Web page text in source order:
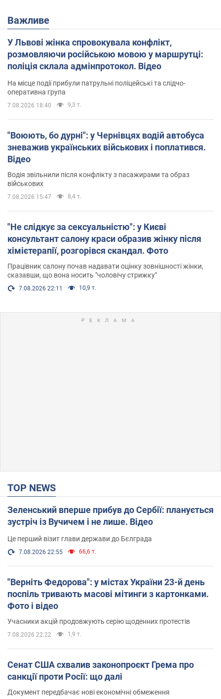
Важливе
У Львові жінка спровокувала конфлікт,
розмовляючи російською мовою у маршрутці:
поліція склала адмінпротокол. Відео
На місце події прибули патрульні поліцейські та слідчо-
оперативна група
7.08.2026 18:40 9,3 т.
"Воюють, бо дурні": у Чернівцях водій автобуса
зневажив українських військових і поплатився.
Відео
Водія звільнили після конфлікту з пасажирами та образ
військових
7.08.2026 15:47 8,4 т.
"Не слідкує за сексуальністю": у Києві
консультант салону краси образив жінку після
хімієтерапії, розгорівся скандал. Фото
Працівник салону почав надавати оцінку зовнішності жінки,
сказавши, що вона носить "чоловічу стрижку"
7.08.2026 22:11 10,9 т.
TOP NEWS
Зеленський вперше прибув до Сербії: планується
зустріч із Вучичем і не лише. Відео
Це перший візит глави держави до Бєлграда
7.08.2026 22:55 66,6 т.
"Верніть Федорова": у містах України 23-й день
поспіль тривають масові мітинги з картонками.
Фото і відео
Учасники акцій продовжують серію щоденних протестів
7.08.2026 22:22 1,9 т.
Сенат США схвалив законопроєкт Грема про
санкції проти Росії: що далі
Документ передбачає нові економічні обмеження